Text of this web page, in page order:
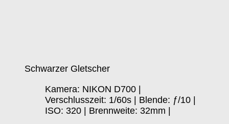
Schwarzer Gletscher
Kamera: NIKON D700 |
Verschlusszeit: 1/60s | Blende: ƒ/10 |
ISO: 320 | Brennweite: 32mm |